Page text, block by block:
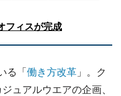
フィスが完成
る「 働き方改革 」。ク
ュアルウエアの企画、